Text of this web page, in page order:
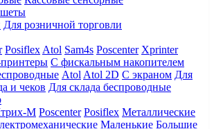
Для розничной торговли
Posiflex Atol Sam4s Poscenter Xprinter
С фискальным накопителем
Atol Atol 2D С экраном Для
и чеков Для склада беспроводные
М Poscenter Posiflex Металлические
Маленькие Большие